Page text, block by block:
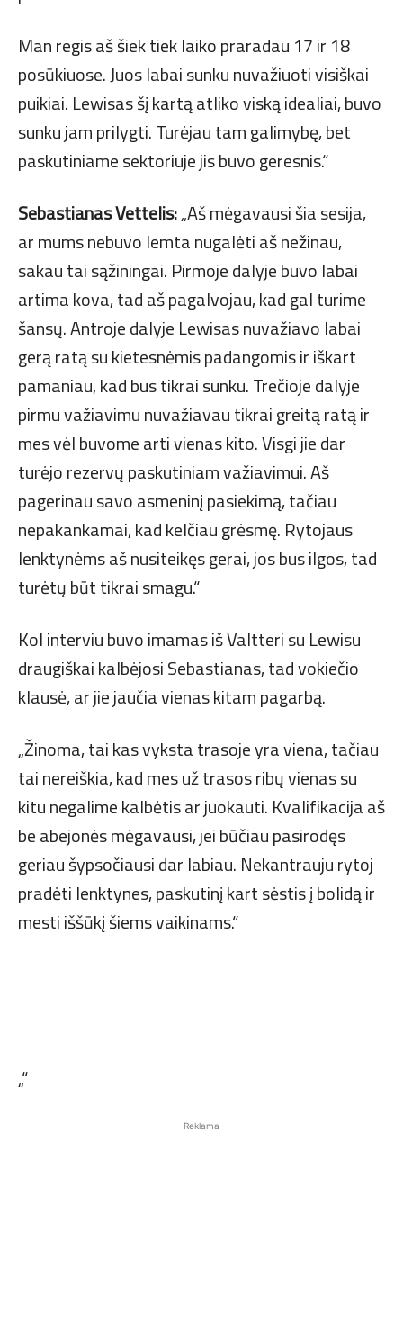
Man regis aš šiek tiek laiko praradau 17 ir 18
posūkiuose. Juos labai sunku nuvažiuoti visiškai
puikiai. Lewisas šį kartą atliko viską idealiai, buvo
sunku jam prilygti. Turėjau tam galimybę, bet
paskutiniame sektoriuje jis buvo geresnis.“
Sebastianas Vettelis:„Aš mėgavausi šia sesija,
ar mums nebuvo lemta nugalėti aš nežinau,
sakau tai sąžiningai. Pirmoje dalyje buvo labai
artima kova, tad aš pagalvojau, kad gal turime
šansų. Antroje dalyje Lewisas nuvažiavo labai
gerą ratą su kietesnėmis padangomis ir iškart
pamaniau, kad bus tikrai sunku. Trečioje dalyje
pirmu važiavimu nuvažiavau tikrai greitą ratą ir
mes vėl buvome arti vienas kito. Visgi jie dar
turėjo rezervų paskutiniam važiavimui. Aš
pagerinau savo asmeninį pasiekimą, tačiau
nepakankamai, kad kelčiau grėsmę. Rytojaus
lenktynėms aš nusiteikęs gerai, jos bus ilgos, tad
turėtų būt tikrai smagu.“
Kol interviu buvo imamas iš Valtteri su Lewisu
draugiškai kalbėjosi Sebastianas, tad vokiečio
klausė, ar jie jaučia vienas kitam pagarbą.
„Žinoma, tai kas vyksta trasoje yra viena, tačiau
tai nereiškia, kad mes už trasos ribų vienas su
kitu negalime kalbėtis ar juokauti. Kvalifikacija aš
be abejonės mėgavausi, jei būčiau pasirodęs
geriau šypsočiausi dar labiau. Nekantrauju rytoj
pradėti lenktynes, paskutinį kart sėstis į bolidą ir
mesti iššūkį šiems vaikinams.“
„“
Reklama